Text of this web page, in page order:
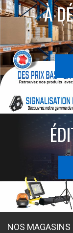
À
NOS MAGASINS